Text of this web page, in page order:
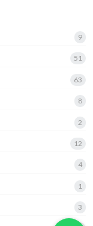
9
51
63
8
2
12
4
1
3